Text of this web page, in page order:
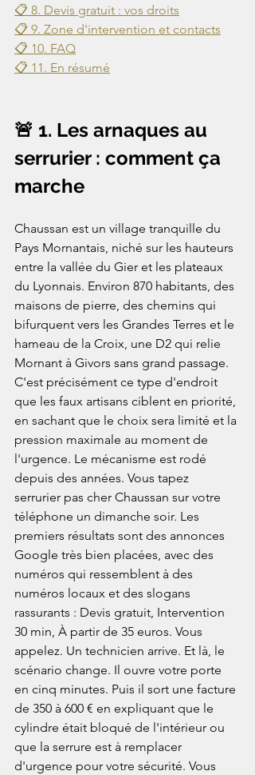
📋 8. Devis gratuit : vos droits
📋 9. Zone d'intervention et contacts
📋 10. FAQ
📋 11. En résumé
🚨 1. Les arnaques au
serrurier : comment ça
marche
Chaussan est un village tranquille du
Pays Mornantais, niché sur les hauteurs
entre la vallée du Gier et les plateaux
du Lyonnais. Environ 870 habitants, des
maisons de pierre, des chemins qui
bifurquent vers les Grandes Terres et le
hameau de la Croix, une D2 qui relie
Mornant à Givors sans grand passage.
C'est précisément ce type d'endroit
que les faux artisans ciblent en priorité,
en sachant que le choix sera limité et la
pression maximale au moment de
l'urgence. Le mécanisme est rodé
depuis des années. Vous tapez
serrurier pas cher Chaussan sur votre
téléphone un dimanche soir. Les
premiers résultats sont des annonces
Google très bien placées, avec des
numéros qui ressemblent à des
numéros locaux et des slogans
rassurants : Devis gratuit, Intervention
30 min, À partir de 35 euros. Vous
appelez. Un technicien arrive. Et là, le
scénario change. Il ouvre votre porte
en cinq minutes. Puis il sort une facture
de 350 à 600 € en expliquant que le
cylindre était bloqué de l'intérieur ou
que la serrure est à remplacer
d'urgence pour votre sécurité. Vous